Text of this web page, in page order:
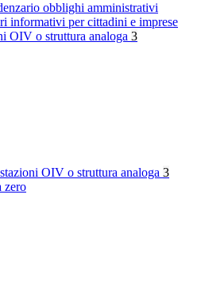
obblighi amministrativi
informativi per cittadini e imprese
OIV o struttura analoga 3
OIV o struttura analoga 3
zero